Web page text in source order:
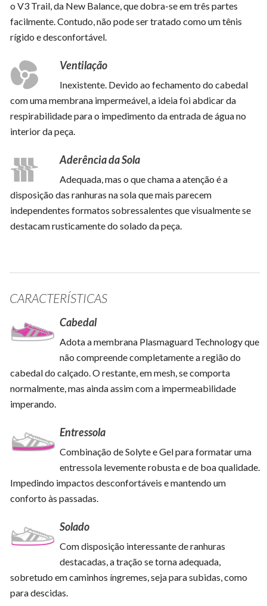
o V3 Trail, da New Balance, que dobra-se em três partes
facilmente. Contudo, não pode ser tratado como um tênis
rígido e desconfortável.
Ventilação
Inexistente. Devido ao fechamento do cabedal
com uma membrana impermeável, a ideia foi abdicar da
respirabilidade para o impedimento da entrada de água no
interior da peça.
Aderência da Sola
Adequada, mas o que chama a atenção é a
disposição das ranhuras na sola que mais parecem
independentes formatos sobressalentes que visualmente se
destacam rusticamente do solado da peça.
CARACTERÍSTICAS
Cabedal
Adota a membrana Plasmaguard Technology que
não compreende completamente a região do
cabedal do calçado. O restante, em mesh, se comporta
normalmente, mas ainda assim com a impermeabilidade
imperando.
Entressola
Combinação de Solyte e Gel para formatar uma
entressola levemente robusta e de boa qualidade.
Impedindo impactos desconfortáveis e mantendo um
conforto às passadas.
Solado
Com disposição interessante de ranhuras
destacadas, a tração se torna adequada,
sobretudo em caminhos íngremes, seja para subidas, como
para descidas.